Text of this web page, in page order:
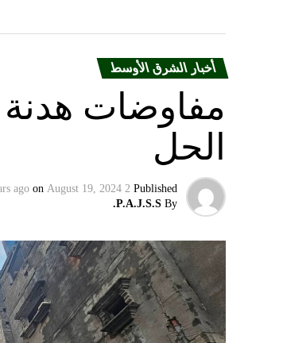
أخبار الشرق الأوسط
مفاوضات هدنة
الحل
Published
2 years ago
on August 19, 2024
By
P.A.J.S.S.